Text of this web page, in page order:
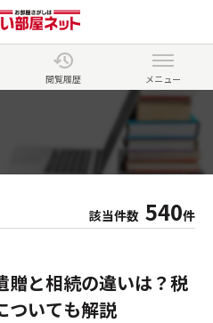
閲覧履歴 メニュー
該当件数 540件
贈と相続の違いは？税
ついても解説